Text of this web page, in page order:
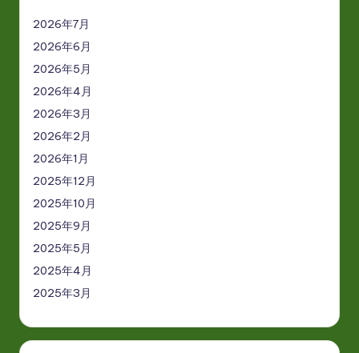
2026年7月
2026年6月
2026年5月
2026年4月
2026年3月
2026年2月
2026年1月
2025年12月
2025年10月
2025年9月
2025年5月
2025年4月
2025年3月